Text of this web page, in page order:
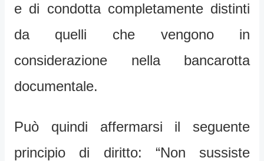
e di condotta completamente distinti
da quelli che vengono in
considerazione nella bancarotta
documentale.
Può quindi affermarsi il seguente
principio di diritto: “Non sussiste